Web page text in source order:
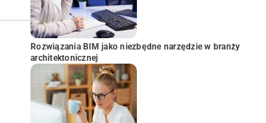
Rozwiązania BIM jako niezbędne narzędzie w branży
architektonicznej